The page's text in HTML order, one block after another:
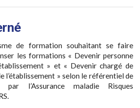
de formation souhaitant se faire
les formations « Devenir personne
» et « Devenir chargé de
l’établissement » selon le référentiel de
par l’Assurance maladie Risques